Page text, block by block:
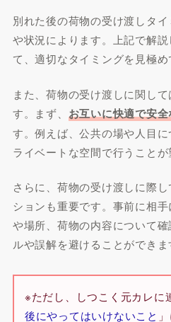
別れた後の荷物の受け渡しタ
や状況によります。上記で解
て、適切なタイミングを見極め
また、荷物の受け渡しに関し
す。まず、 お互いに快適で安
す。例えば、公共の場や人目
ライベートな空間で行うことが
さらに、荷物の受け渡しに際
ションも重要です。事前に相
や場所、荷物の内容について
ルや誤解を避けることができま
※ただし、しつこく元カレに
後にやってはいけないこと